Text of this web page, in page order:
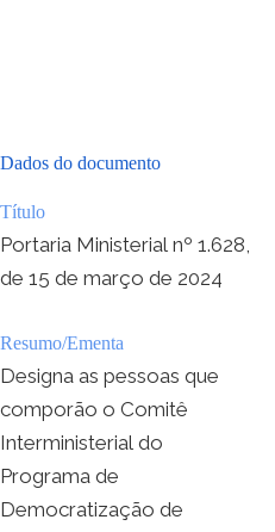
Dados do documento
Título
Portaria Ministerial nº 1.628,
de 15 de março de 2024
Resumo/Ementa
Designa as pessoas que
comporão o Comitê
Interministerial do
Programa de
Democratização de